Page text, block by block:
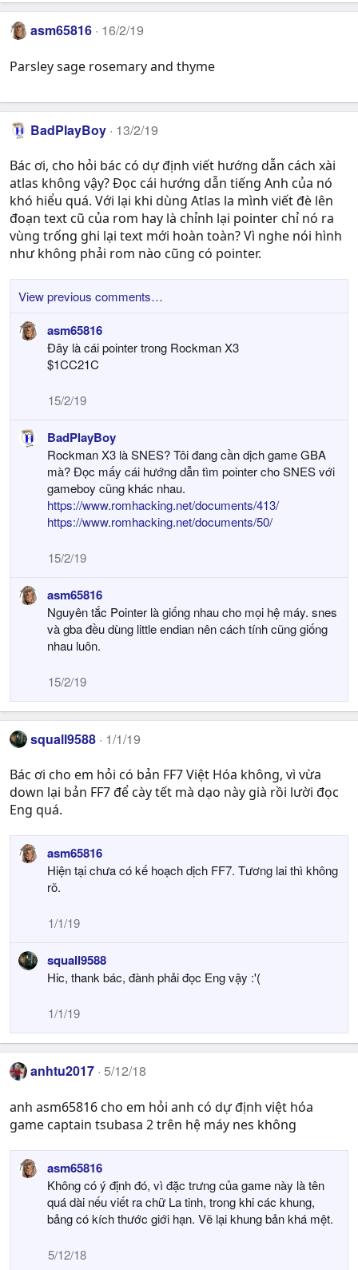
asm65816 16/2/19
Parsley sage rosemary and thyme
BadPlayBoy 13/2/19
Bác ơi, cho hỏi bác có dự định viết hướng dẫn cách xài
atlas không vậy? Đọc cái hướng dẫn tiếng Anh của nó
khó hiểu quá. Với lại khi dùng Atlas la mình viết đè lên
đoạn text cũ của rom hay là chỉnh lại pointer chỉ nó ra
vùng trống ghi lại text mới hoàn toàn? Vì nghe nói hình
như không phải rom nào cũng có pointer.
View previous comments…
asm65816
Đây là cái pointer trong Rockman X3
$1CC21C
15/2/19
BadPlayBoy
Rockman X3 là SNES? Tôi đang cần dịch game GBA
mà? Đọc mấy cái hướng dẫn tìm pointer cho SNES với
gameboy cũng khác nhau.
https://www.romhacking.net/documents/413/
https://www.romhacking.net/documents/50/
15/2/19
asm65816
Nguyên tắc Pointer là giống nhau cho mọi hệ máy. snes
và gba đều dùng little endian nên cách tính cũng giống
nhau luôn.
15/2/19
squall9588 1/1/19
Bác ơi cho em hỏi có bản FF7 Việt Hóa không, vì vừa
down lại bản FF7 để cày tết mà dạo này già rồi lười đọc
Eng quá.
asm65816
Hiện tại chưa có kế hoạch dịch FF7. Tương lai thì không
rõ.
1/1/19
squall9588
Hic, thank bác, đành phải đọc Eng vậy :'(
1/1/19
anhtu2017 5/12/18
anh asm65816 cho em hỏi anh có dự định việt hóa
game captain tsubasa 2 trên hệ máy nes không
asm65816
Không có ý định đó, vì đặc trưng của game này là tên
quá dài nếu viết ra chữ La tinh, trong khi các khung,
bảng có kích thước giới hạn. Vẽ lại khung bản khá mệt.
5/12/18